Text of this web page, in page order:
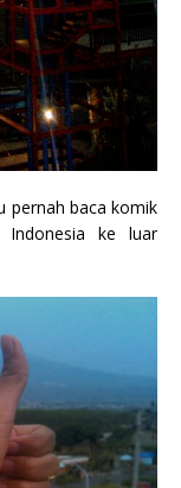
pernah baca komik
Indonesia ke luar